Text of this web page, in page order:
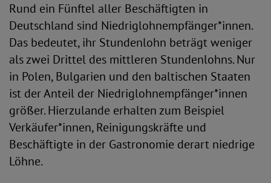
Rund ein Fünftel aller Beschäftigten in
Deutschland sind Niedriglohnempfänger*innen.
Das bedeutet, ihr Stundenlohn beträgt weniger
als zwei Drittel des mittleren Stundenlohns. Nur
in Polen, Bulgarien und den baltischen Staaten
ist der Anteil der Niedriglohnempfänger*innen
größer. Hierzulande erhalten zum Beispiel
Verkäufer*innen, Reinigungskräfte und
Beschäftigte in der Gastronomie derart niedrige
Löhne.